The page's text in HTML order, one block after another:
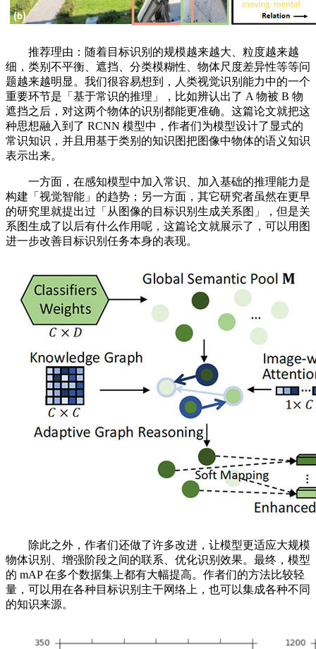
推荐理由：随着目标识别的规模越来越大、粒度越来越
细，类别不平衡、遮挡、分类模糊性、物体尺度差异性等等问
题越来越明显。我们很容易想到，人类视觉识别能力中的一个
重要环节是「基于常识的推理」，比如辨认出了 A 物被 B 物
遮挡之后，对这两个物体的识别都能更准确。这篇论文就把这
种思想融入到了 RCNN 模型中，作者们为模型设计了显式的
常识知识，并且用基于类别的知识图把图像中物体的语义知识
表示出来。
一方面，在感知模型中加入常识、加入基础的推理能力是
构建「视觉智能」的趋势；另一方面，其它研究者虽然在更早
的研究里就提出过「从图像的目标识别生成关系图」，但是关
系图生成了以后有什么作用呢，这篇论文就展示了，可以用图
进一步改善目标识别任务本身的表现。
除此之外，作者们还做了许多改进，让模型更适应大规模
物体识别、增强阶段之间的联系、优化识别效果。最终，模型
的 mAP 在多个数据集上都有大幅提高。作者们的方法比较轻
量，可以用在各种目标识别主干网络上，也可以集成各种不同
的知识来源。